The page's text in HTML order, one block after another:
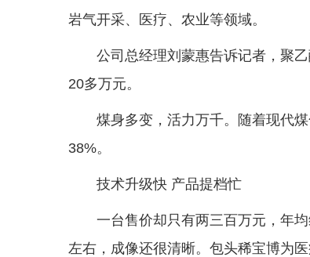
岩气开采、医疗、农业等领域。
公司总经理刘蒙惠告诉记者，聚
20多万元。
煤身多变，活力万千。随着现代
38%。
技术升级快 产品提档忙
一台售价却只有两三百万元，年
左右，成像还很清晰。包头稀宝博为